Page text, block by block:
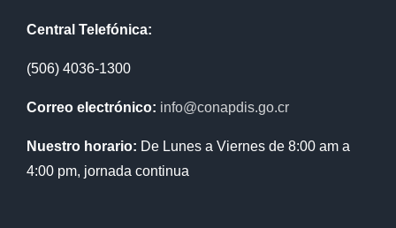
Central Telefónica:
(506) 4036-1300
Correo electrónico: info@conapdis.go.cr
Nuestro horario: De Lunes a Viernes de 8:00 am a
4:00 pm, jornada continua